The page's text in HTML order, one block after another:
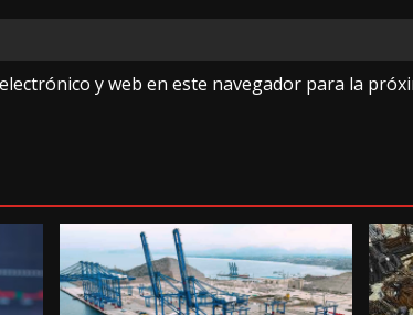
y web en este navegador para la